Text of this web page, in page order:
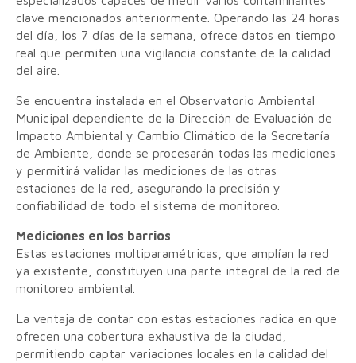
clave mencionados anteriormente. Operando las 24 horas
del día, los 7 días de la semana, ofrece datos en tiempo
real que permiten una vigilancia constante de la calidad
del aire.
Se encuentra instalada en el Observatorio Ambiental
Municipal dependiente de la Dirección de Evaluación de
Impacto Ambiental y Cambio Climático de la Secretaría
de Ambiente, donde se procesarán todas las mediciones
y permitirá validar las mediciones de las otras
estaciones de la red, asegurando la precisión y
confiabilidad de todo el sistema de monitoreo.
Mediciones en los barrios
Estas estaciones multiparamétricas, que amplían la red
ya existente, constituyen una parte integral de la red de
monitoreo ambiental.
La ventaja de contar con estas estaciones radica en que
ofrecen una cobertura exhaustiva de la ciudad,
permitiendo captar variaciones locales en la calidad del